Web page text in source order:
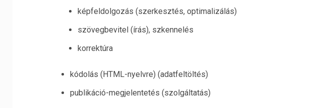
képfeldolgozás (szerkesztés, optimalizálás)
szövegbevitel (írás), szkennelés
korrektúra
kódolás (HTML-nyelvre) (adatfeltöltés)
publikáció-megjelentetés (szolgáltatás)